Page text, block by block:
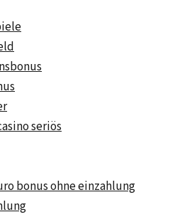
seriös
bonus ohne einzahlung